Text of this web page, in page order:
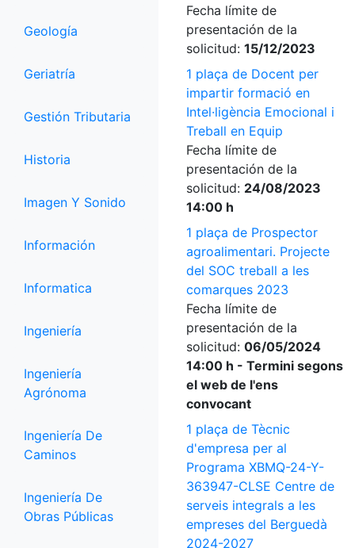
Geología
Geriatría
Gestión Tributaria
Historia
Imagen Y Sonido
Información
Informatica
Ingeniería
Ingeniería
Agrónoma
Ingeniería De
Caminos
Ingeniería De
Obras Públicas
Fecha límite de
presentación de la
solicitud: 15/12/2023
1 plaça de Docent per
impartir formació en
Intel·ligència Emocional i
Treball en Equip
Fecha límite de
presentación de la
solicitud: 24/08/2023
14:00 h
1 plaça de Prospector
agroalimentari. Projecte
del SOC treball a les
comarques 2023
Fecha límite de
presentación de la
solicitud: 06/05/2024
14:00 h - Termini segons
el web de l'ens
convocant
1 plaça de Tècnic
d'empresa per al
Programa XBMQ-24-Y-
363947-CLSE Centre de
serveis integrals a les
empreses del Berguedà
2024-2027